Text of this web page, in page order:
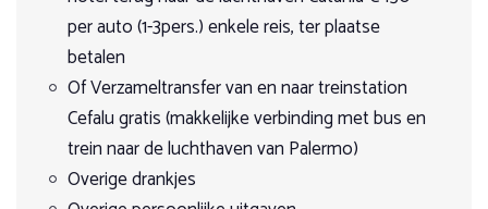
Intussen bereiken we het hart van het Nebrodi-park en we
volgen een kilometers lange weg tussen bossen en hoge
bergweiden. Het is een landschap met een eigen karakter
en het levert adembenemende uitzichten op op de
Tyrreense zee aan de ene kant en op het Siciliaanse
binnenland aan de anere kant. We rijden door
beukenbossen San Fratello binnen, bekend voor de
plaatselijke sanfratellani paarden, met hun sterke
lichaamsbouw en grote hoofd. Misschien zien we hen wel
per auto (1-3pers.) enkele reis, ter plaatse
betalen
Of Verzameltransfer van en naar treinstation
Cefalu gratis (makkelijke verbinding met bus en
trein naar de luchthaven van Palermo)
Overige drankjes